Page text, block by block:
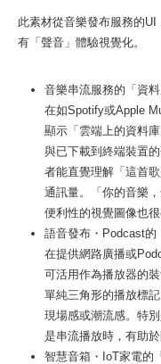
此素材從音樂發布服務的
有「聲音」體驗視覺化。
音樂串流服務的「資
在如Spotify或Apple
顯示「雲端上的資料
與已下載到終端裝置
者能直覺理解「這首
通訊量。「你的音樂
便利性的視覺圖像也很
語音發布・Podcast的
在提供網路廣播或
可活用作為播放器的
單純三角形的播放標
現場感或潮流感。特
是串流播放時，有助
智慧音箱・IoT家電的